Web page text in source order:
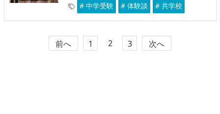
# 中学受験
# 体験談 # 共学校
前へ 1 2 3 次へ